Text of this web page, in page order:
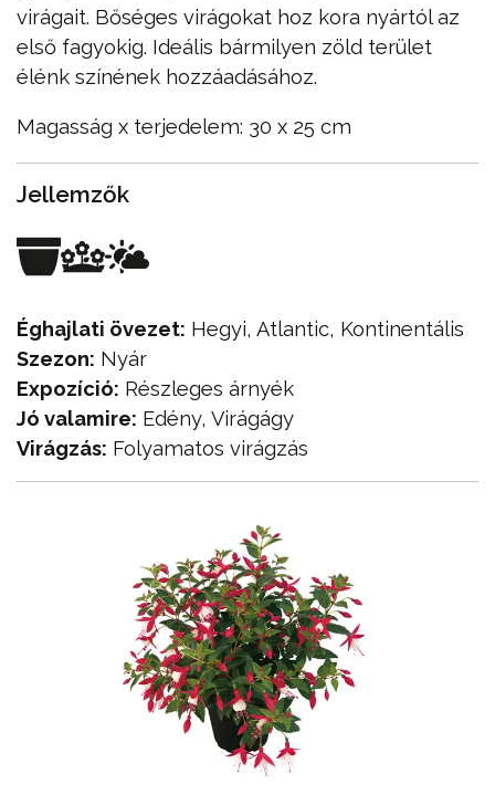
virágait. Bőséges virágokat hoz kora nyártól az
első fagyokig. Ideális bármilyen zöld terület
élénk színének hozzáadásához.
Magasság x terjedelem: 30 x 25 cm
Jellemzők
Éghajlati övezet: Hegyi, Atlantic, Kontinentális
Szezon: Nyár
Expozíció: Részleges árnyék
Jó valamire: Edény, Virágágy
Virágzás: Folyamatos virágzás